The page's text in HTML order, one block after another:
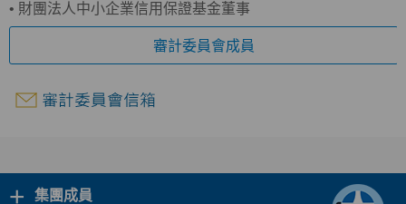
• 財團法人中小企業信用保證基金董事
審計委員會成員
+ 集團成員